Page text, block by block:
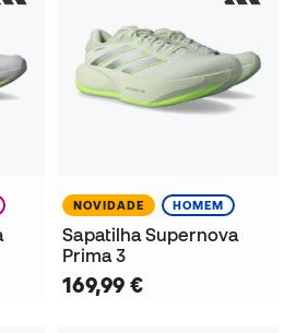
NOVIDADE HOMEM
Sapatilha Supernova
Prima 3
169,99 €